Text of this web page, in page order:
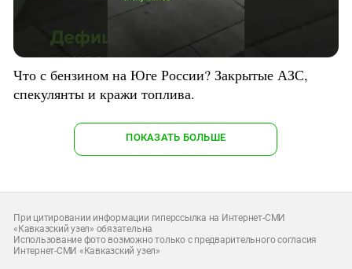
Что с бензином на Юге России? Закрытые АЗС,
спекулянты и кражи топлива.
ПОКАЗАТЬ БОЛЬШЕ
При цитировании информации гиперссылка на Интернет-СМИ
«Кавказский узел» обязательна
Использование фото возможно только с предварительного согласия
Интернет-СМИ «Кавказский узел»